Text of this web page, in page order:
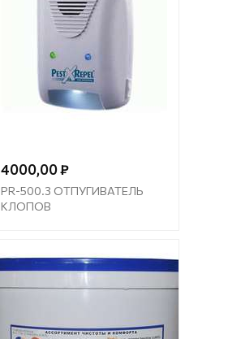
4000,00 ₽
PR-500.3 ОТПУГИВАТЕЛЬ
КЛОПОВ